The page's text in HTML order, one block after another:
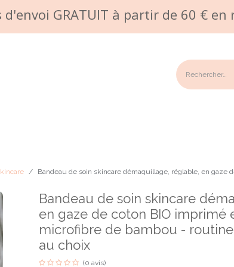
d'envoi GRATUIT à partir de 60 € en
Bandeau de soin skincare démaquillage, réglable, en gaze
Bandeau de soin skincare
en gaze de coton BIO imprimé
microfibre de bambou -
au choix
(0 avis)